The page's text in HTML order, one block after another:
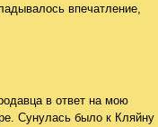
впечатление,
в ответ на мою
Сунулась было к Кляйну